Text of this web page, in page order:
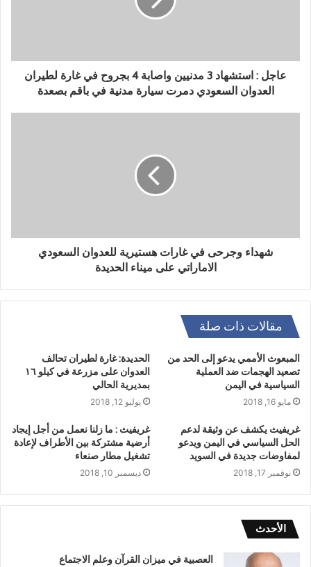
عاجل : استشهاد 3 مدنيين واصابة 4 بجروح في غارة لطيران
العدوان السعودي دمرت سيارة مدنية في باقم بصعدة
شهداء وجرحى في غارات هستيرية للعدوان السعودي
الاماراتي على ميناء الحديدة
مقالات ذات صلة
المبعوث الأممي يدعو إلى الحد من
تصعيد الهجمات ضد العملية
السياسية في اليمن
مايو 16, 2018
الحديدة: غارة لطيران تحالف
العدوان على مزرعة في كيلو ١٦
بمديرية الحالي
يوليو 12, 2018
غريفيث يكشف عن وثيقة لدعم
الحل السياسي في اليمن ويدعو
لمفاوضات جديدة في السويد
نوفمبر 17, 2018
غريفيث : ما زلنا نعمل من أجل إيجاد
أرضية مشتركة بين الأطراف لإعادة
تشغيل مطار صنعاء
ديسمبر 10, 2018
الأحدث
العصبية في ميزان القرآن وعلم الاجتماع